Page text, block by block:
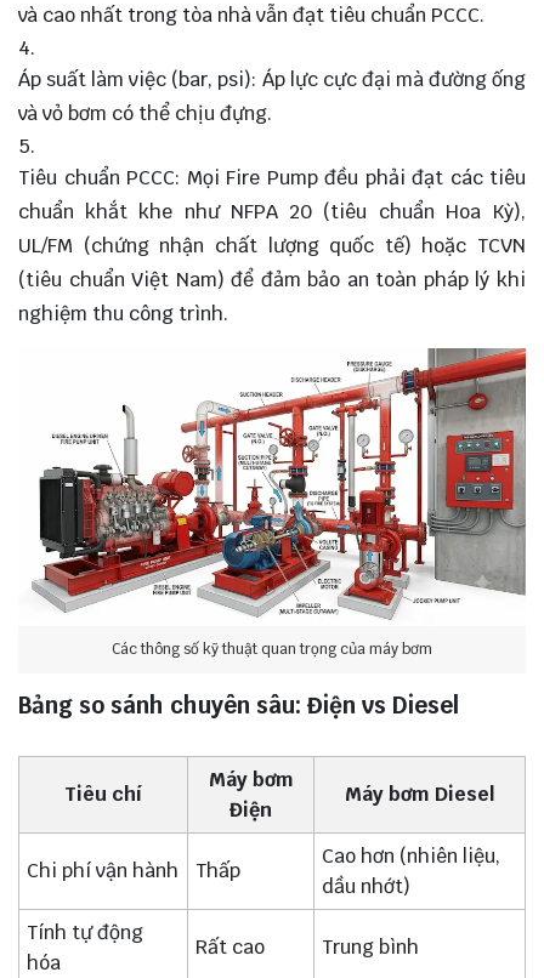
và cao nhất trong tòa nhà vẫn đạt tiêu chuẩn PCCC.
Áp suất làm việc (bar, psi): Áp lực cực đại mà đường ống
và vỏ bơm có thể chịu đựng.
Tiêu chuẩn PCCC: Mọi Fire Pump đều phải đạt các tiêu
chuẩn khắt khe như NFPA 20 (tiêu chuẩn Hoa Kỳ),
UL/FM (chứng nhận chất lượng quốc tế) hoặc TCVN
(tiêu chuẩn Việt Nam) để đảm bảo an toàn pháp lý khi
nghiệm thu công trình.
Các thông số kỹ thuật quan trọng của máy bơm
Bảng so sánh chuyên sâu: Điện vs Diesel
Tiêu chí
Máy bơm
Điện
Máy bơm Diesel
Chi phí vận hành Thấp
Cao hơn (nhiên liệu,
dầu nhớt)
Tính tự động
hóa
Rất cao Trung bình